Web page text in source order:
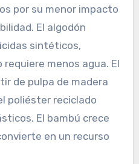
por su menor impacto
El algodón
sintéticos,
menos agua. El
de pulpa de madera
poliéster reciclado
El bambú crece
en un recurso